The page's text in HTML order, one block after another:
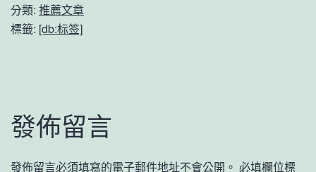
分類: 推薦文章
標籤: [db:标签]
發佈留言
發佈留言必須填寫的電子郵件地址不會公開。 必填欄位標